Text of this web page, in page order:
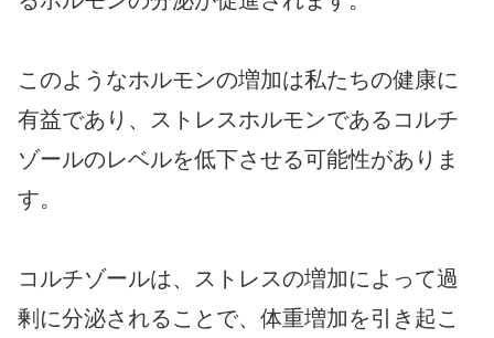
このようなホルモンの増加は私たちの健康に
有益であり、ストレスホルモンであるコルチ
ゾールのレベルを低下させる可能性がありま
す。
コルチゾールは、ストレスの増加によって過
剰に分泌されることで、体重増加を引き起こ